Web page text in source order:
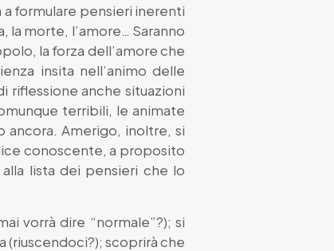
formulare pensieri inerenti
la morte, l’amore… Saranno
la forza dell’amore che
insita nell’animo delle
riflessione anche situazioni
terribili, le animate
ancora. Amerigo, inoltre, si
conoscente, a proposito
lista dei pensieri che lo
vorrà dire “normale”?); si
(riuscendoci?); scoprirà che